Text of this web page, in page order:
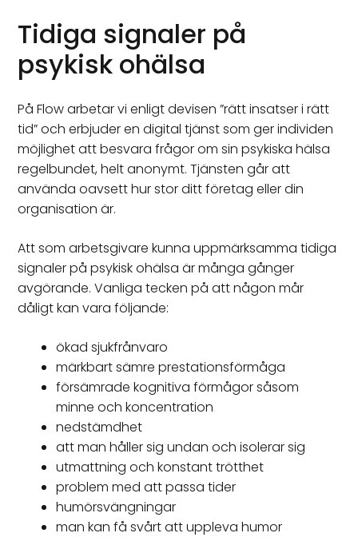
Tidiga signaler på
psykisk ohälsa
På Flow arbetar vi enligt devisen ”rätt insatser i rätt
tid” och erbjuder en digital tjänst som ger individen
möjlighet att besvara frågor om sin psykiska hälsa
regelbundet, helt anonymt. Tjänsten går att
använda oavsett hur stor ditt företag eller din
organisation är.
Att som arbetsgivare kunna uppmärksamma tidiga
signaler på psykisk ohälsa är många gånger
avgörande. Vanliga tecken på att någon mår
dåligt kan vara följande:
ökad sjukfrånvaro
märkbart sämre prestationsförmåga
försämrade kognitiva förmågor såsom
minne och koncentration
nedstämdhet
att man håller sig undan och isolerar sig
utmattning och konstant trötthet
problem med att passa tider
humörsvängningar
man kan få svårt att uppleva humor